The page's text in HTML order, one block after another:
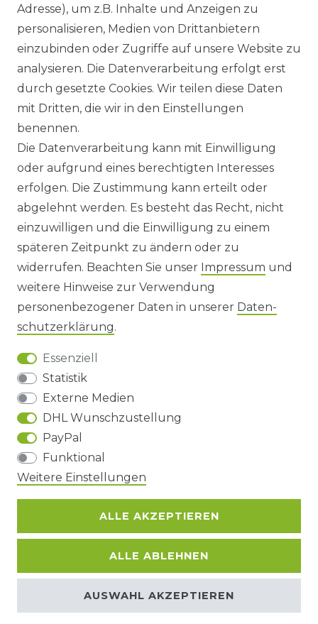
HILFE
KONTAKT
ANFAHRT
WIDERRUFS­FORMULAR
HINWEISE ZUR BATTERIEENTSORGUNG
IMPRESSUM
AGB UND KUNDENINFORMATIONEN
DATENSCHUTZERKLÄRUNG
BARRIEREFREIHEIT
Impressum Daten­schutz­erklärung
Barrierefreiheitserklärung
VERTRAG WIDERRUFEN Kontakt
vorbehalten.
Adresse), um z.B. Inhalte und Anzeigen zu
personalisieren, Medien von Drittanbietern
einzubinden oder Zugriffe auf unsere Website zu
analysieren. Die Datenverarbeitung erfolgt erst
durch gesetzte Cookies. Wir teilen diese Daten
mit Dritten, die wir in den Einstellungen
benennen.
Die Datenverarbeitung kann mit Einwilligung
oder aufgrund eines berechtigten Interesses
erfolgen. Die Zustimmung kann erteilt oder
abgelehnt werden. Es besteht das Recht, nicht
einzuwilligen und die Einwilligung zu einem
späteren Zeitpunkt zu ändern oder zu
widerrufen. Beachten Sie unser Impressum und
weitere Hinweise zur Verwendung
personenbezogener Daten in unserer Daten­
schutz­erklärung.
Essenziell
Statistik
Externe Medien
DHL Wunschzustellung
PayPal
Funktional
Weitere Einstellungen
ALLE AKZEPTIEREN
ALLE ABLEHNEN
AUSWAHL AKZEPTIEREN